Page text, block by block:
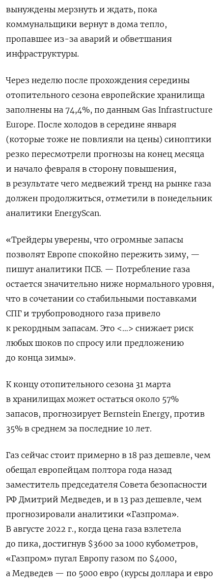
вынуждены мерзнуть и ждать, пока
коммунальщики вернут в дома тепло,
пропавшее из-за аварий и обветшания
инфраструктуры.
Через неделю после прохождения середины
отопительного сезона европейские хранилища
заполнены на 74,4%, по данным Gas Infrastructure
Europe. После холодов в середине января
(которые тоже не повлияли на цены) синоптики
резко пересмотрели прогнозы на конец месяца
и начало февраля в сторону повышения,
в результате чего медвежий тренд на рынке газа
должен продолжиться, отметили в понедельник
аналитики EnergyScan.
«Трейдеры уверены, что огромные запасы
позволят Европе спокойно пережить зиму, —
пишут аналитики ПСБ. — Потребление газа
остается значительно ниже нормального уровня,
что в сочетании со стабильными поставками
СПГ и трубопроводного газа привело
к рекордным запасам. Это <…> снижает риск
любых шоков по спросу или предложению
до конца зимы».
К концу отопительного сезона 31 марта
в хранилищах может остаться около 57%
запасов, прогнозирует Bernstein Energy, против
35% в среднем за последние 10 лет.
Газ сейчас стоит примерно в 18 раз дешевле, чем
обещал европейцам полтора года назад
заместитель председателя Совета безопасности
РФ Дмитрий Медведев, и в 13 раз дешевле, чем
прогнозировали аналитики «Газпрома».
В августе 2022 г., когда цена газа взлетела
до пика, достигнув $3600 за 1000 кубометров,
«Газпром» пугал Европу газом по $4000,
а Медведев — по 5000 евро (курсы доллара и евро